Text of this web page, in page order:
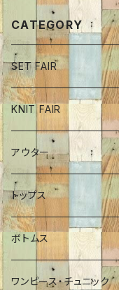
CATEGORY
SET FAIR
ボトム
インナーカットソー
ワンピース
チュニック
Tシャツ
KNIT FAIR
アウター
ブルゾン
コート
ポンチョ
トップス
ロンT
インナーカットソー
ボトムス
パンツ
ワンピース・チュニック